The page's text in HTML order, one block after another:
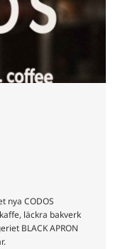
nya CODOS
läckra bakverk
BLACK APRON